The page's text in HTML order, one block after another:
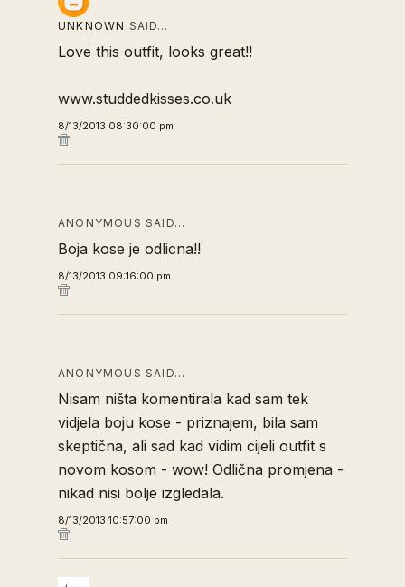
UNKNOWN SAID…
Love this outfit, looks great!!
www.studdedkisses.co.uk
8/13/2013 08:30:00 pm
ANONYMOUS SAID…
Boja kose je odlicna!!
8/13/2013 09:16:00 pm
ANONYMOUS SAID…
Nisam ništa komentirala kad sam tek
vidjela boju kose - priznajem, bila sam
skeptična, ali sad kad vidim cijeli outfit s
novom kosom - wow! Odlična promjena -
nikad nisi bolje izgledala.
8/13/2013 10:57:00 pm